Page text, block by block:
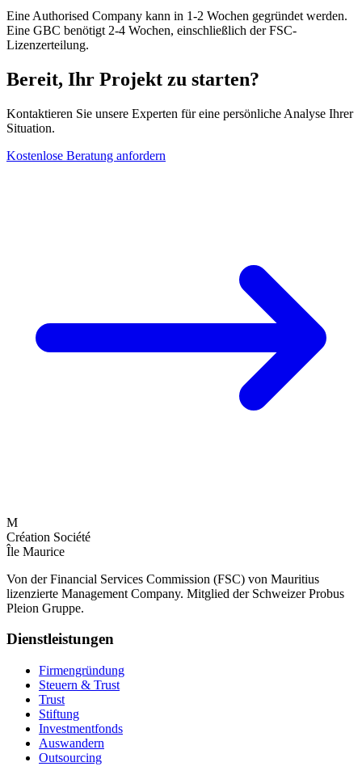
Eine Authorised Company kann in 1-2 Wochen gegründet werden.
Eine GBC benötigt 2-4 Wochen, einschließlich der FSC-
Lizenzerteilung.
Bereit, Ihr Projekt zu starten?
Kontaktieren Sie unsere Experten für eine persönliche Analyse Ihrer
Situation.
Kostenlose Beratung anfordern
M
Création Société
Île Maurice
Von der Financial Services Commission (FSC) von Mauritius
lizenzierte Management Company. Mitglied der Schweizer Probus
Pleion Gruppe.
Dienstleistungen
Firmengründung
Steuern & Trust
Trust
Stiftung
Investmentfonds
Auswandern
Outsourcing